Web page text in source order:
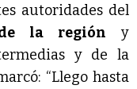
autoridades del
la región y
y de la
“Llego hasta